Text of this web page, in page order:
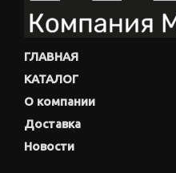
ГЛАВНАЯ
КАТАЛОГ
О компании
Доставка
Новости